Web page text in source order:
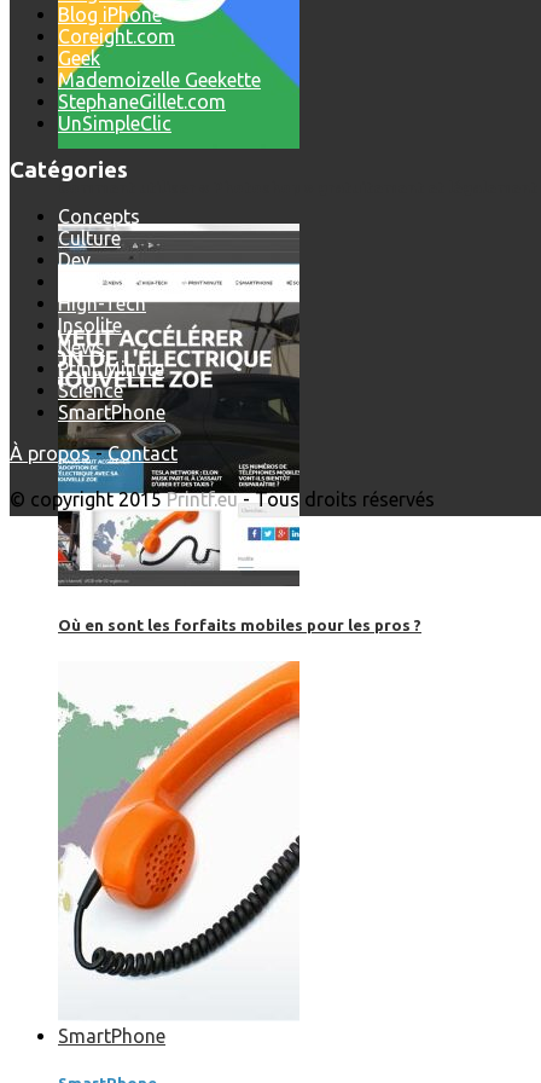
Où en sont les forfaits mobiles pour les pros ?
SmartPhone
Blog iPhone
Coreight.com
Geek
Mademoizelle Geekette
StephaneGillet.com
UnSimpleClic
Catégories
Concepts
Culture
Dev
High-Tech
Insolite
News
Print'Minute
Science
SmartPhone
À propos-Contact
© copyright 2015Printf.eu- Tous droits réservés